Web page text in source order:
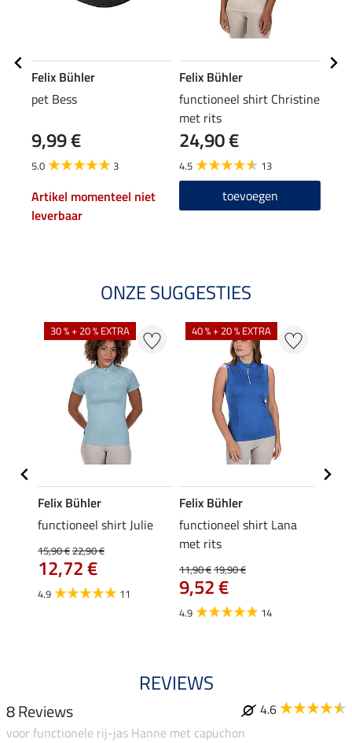
Felix Bühler
pet Bess
9,99 €
5.0 3
Artikel momenteel niet
leverbaar
Felix Bühler
functioneel shirt Christine
met rits
24,90 €
4.5 13
toevoegen
ONZE SUGGESTIES
30 % + 20 % EXTRA
Felix Bühler
functioneel shirt Julie
15,90 €22,90 €
12,72 €
4.9 11
40 % + 20 % EXTRA
Felix Bühler
functioneel shirt Lana
met rits
11,90 €19,90 €
9,52 €
4.9 14
REVIEWS
8 Reviews
4.6
voor functionele rij-jas Hanne met capuchon